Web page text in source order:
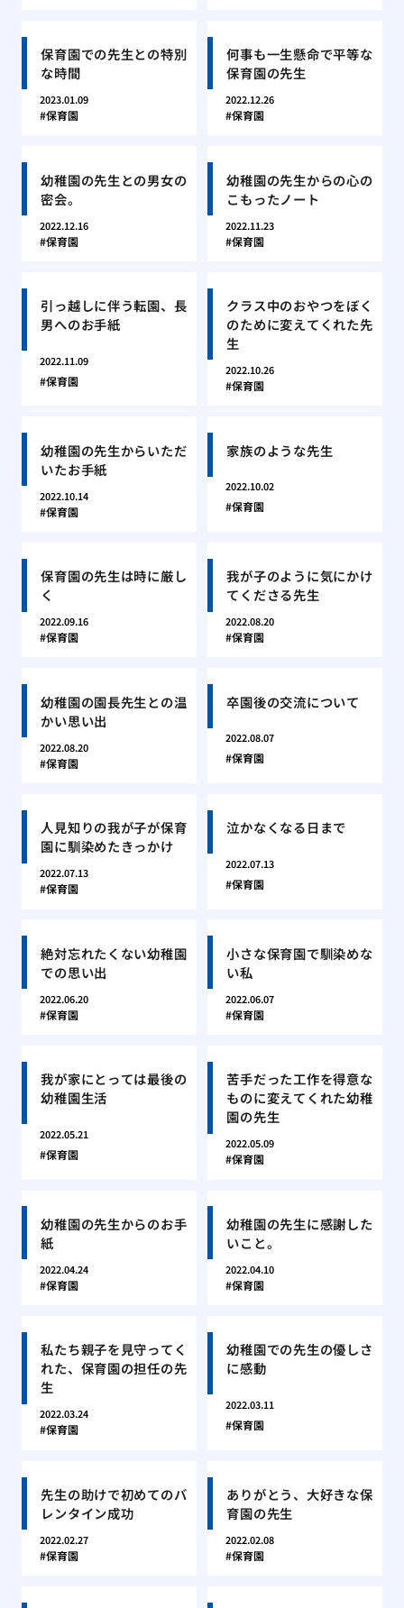
保育園での先生との特別
な時間
2023.01.09
保育園
何事も一生懸命で平等な
保育園の先生
2022.12.26
保育園
幼稚園の先生との男女の
密会。
2022.12.16
保育園
幼稚園の先生からの心の
こもったノート
2022.11.23
保育園
引っ越しに伴う転園、長
男へのお手紙
2022.11.09
保育園
クラス中のおやつをぼく
のために変えてくれた先
生
2022.10.26
保育園
幼稚園の先生からいただ
いたお手紙
2022.10.14
保育園
家族のような先生
2022.10.02
保育園
保育園の先生は時に厳し
く
2022.09.16
保育園
我が子のように気にかけ
てくださる先生
2022.08.20
保育園
幼稚園の園長先生との温
かい思い出
2022.08.20
保育園
卒園後の交流について
2022.08.07
保育園
人見知りの我が子が保育
園に馴染めたきっかけ
2022.07.13
保育園
泣かなくなる日まで
2022.07.13
保育園
絶対忘れたくない幼稚園
での思い出
2022.06.20
保育園
小さな保育園で馴染めな
い私
2022.06.07
保育園
我が家にとっては最後の
幼稚園生活
2022.05.21
保育園
苦手だった工作を得意な
ものに変えてくれた幼稚
園の先生
2022.05.09
保育園
幼稚園の先生からのお手
紙
2022.04.24
保育園
幼稚園の先生に感謝した
いこと。
2022.04.10
保育園
私たち親子を見守ってく
れた、保育園の担任の先
生
2022.03.24
保育園
幼稚園での先生の優しさ
に感動
2022.03.11
保育園
先生の助けで初めてのバ
レンタイン成功
2022.02.27
保育園
ありがとう、大好きな保
育園の先生
2022.02.08
保育園